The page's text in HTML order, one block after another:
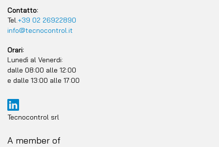
Contatto:
Tel.+39 02 26922890
info@tecnocontrol.it
Orari:
Lunedì al Venerdi:
dalle 08:00 alle 12:00
e dalle 13:00 alle 17:00
Tecnocontrol srl
A member of